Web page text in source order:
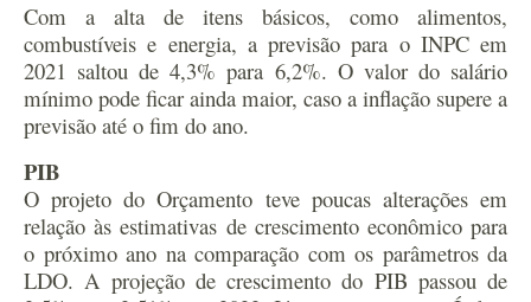
Com a alta de itens básicos, como alimentos,
combustíveis e energia, a previsão para o INPC em
2021 saltou de 4,3% para 6,2%. O valor do salário
mínimo pode ficar ainda maior, caso a inflação supere a
previsão até o fim do ano.
PIB
O projeto do Orçamento teve poucas alterações em
relação às estimativas de crescimento econômico para
o próximo ano na comparação com os parâmetros da
LDO. A projeção de crescimento do PIB passou de